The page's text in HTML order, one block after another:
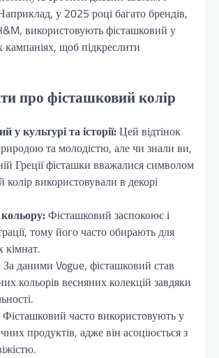
у 2025 році багато брендів,
використовують фісташковий у
щоб підкреслити
про фісташковий колір
у культурі та історії:Цей відтінок
та молодістю, але чи знали ви,
Греції фісташки вважалися символом
колір використовували в декорі
Фісташковий заспокоює і
тому його часто обирають для
кімнат.
За даними Vogue, фісташковий став
кольорів весняних колекцій завдяки
Фісташковий часто використовують у
продуктів, адже він асоціюється з